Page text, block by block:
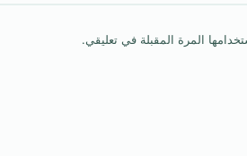
المرة المقبلة في تعليقي.